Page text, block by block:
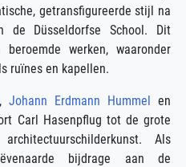
getransfigureerde stijl na
Düsseldorfse School. Dit
werken, waaronder
ruïnes en kapellen.
, Johann Erdmann Hummel en
Carl Hasenpflug tot de grote
Als
bijdrage aan de